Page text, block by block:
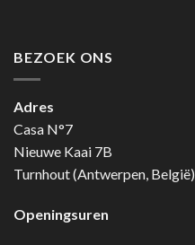
BEZOEK ONS
Adres
Casa N°7
Nieuwe Kaai 7B
Turnhout (Antwerpen, België)
Openingsuren